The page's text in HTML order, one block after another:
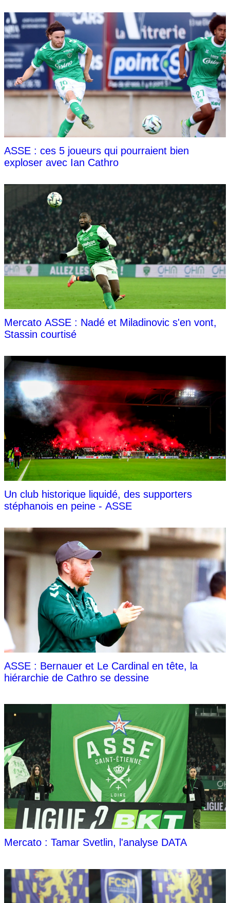
ASSE : ces 5 joueurs qui pourraient bien
exploser avec Ian Cathro
Mercato ASSE : Nadé et Miladinovic s'en vont,
Stassin courtisé
Un club historique liquidé, des supporters
stéphanois en peine - ASSE
ASSE : Bernauer et Le Cardinal en tête, la
hiérarchie de Cathro se dessine
Mercato : Tamar Svetlin, l'analyse DATA